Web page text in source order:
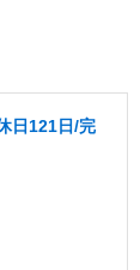
日121日/完